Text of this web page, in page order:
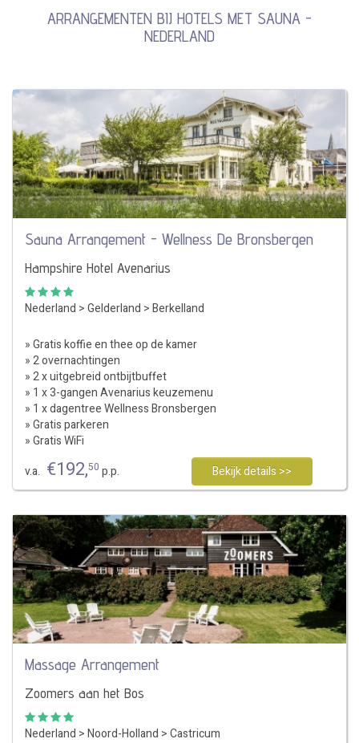
ARRANGEMENTEN BIJ HOTELS MET SAUNA -
NEDERLAND
Sauna Arrangement - Wellness De Bronsbergen
Hampshire Hotel Avenarius
Nederland >Gelderland >Berkelland
» Gratis koffie en thee op de kamer
» 2 overnachtingen
» 2 x uitgebreid ontbijtbuffet
» 1 x 3-gangen Avenarius keuzemenu
» 1 x dagentree Wellness Bronsbergen
» Gratis parkeren
» Gratis WiFi
v.a. €192,50 p.p. Bekijk details >>
Massage Arrangement
Zoomers aan het Bos
Nederland >Noord-Holland >Castricum